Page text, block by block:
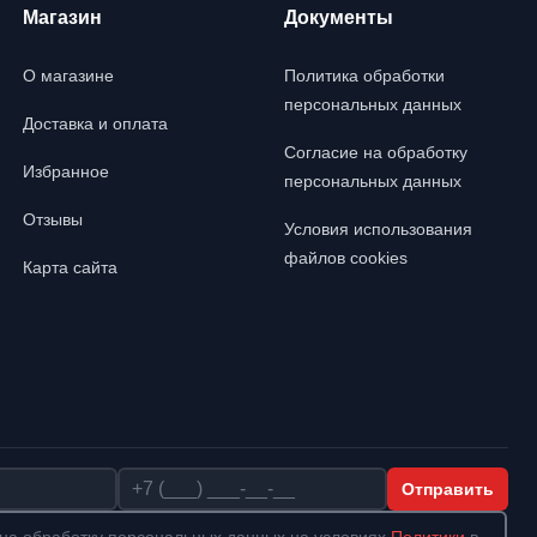
Магазин
О магазине
Доставка и оплата
Избранное
Отзывы
Карта сайта
Документы
Политика обработки
персональных данных
Согласие на обработку
персональных данных
Условия использования
файлов cookies
Телефон Отправить